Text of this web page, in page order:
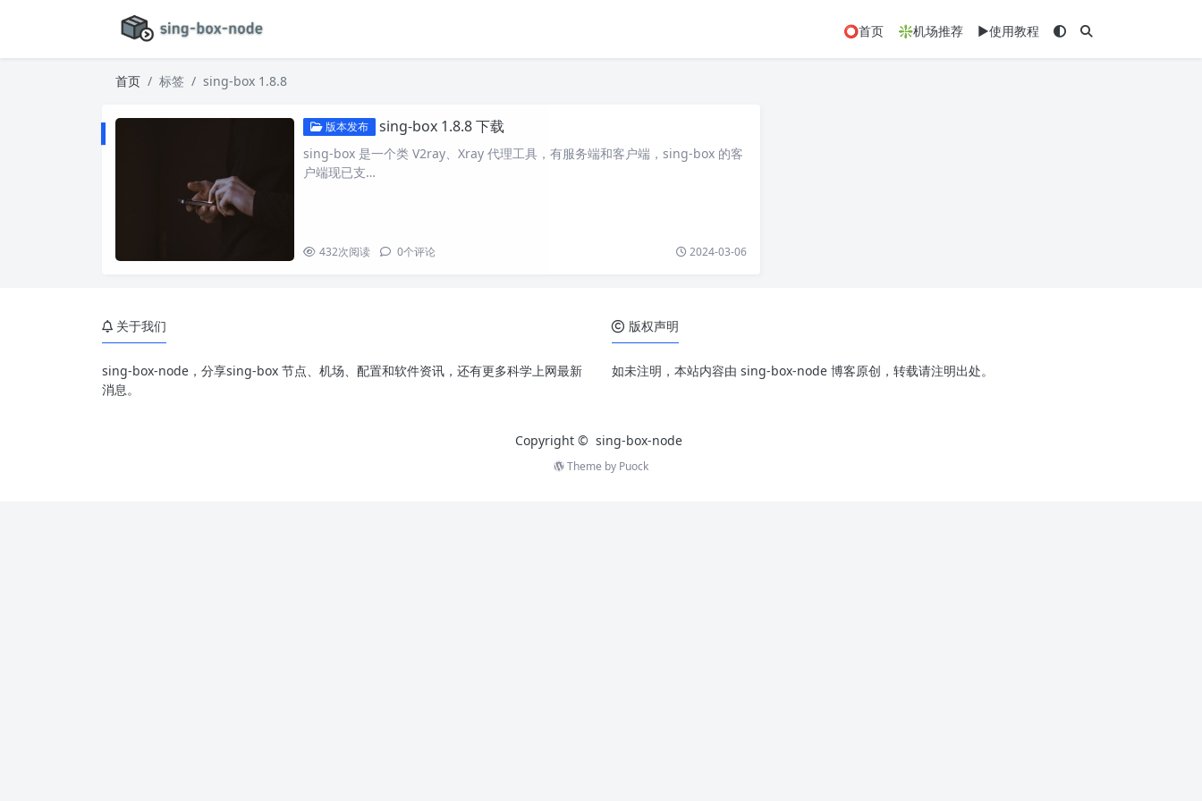
⭕首页 ❇️机场推荐 ▶️使用教程
首页 标签 sing-box 1.8.8
版本发布 sing-box 1.8.8 下载
sing-box 是一个类 V2ray、Xray 代理工具，有服务端和客户端，sing-box 的客
户端现已支…
432次阅读 0个评论 2024-03-06
关于我们
sing-box-node，分享sing-box 节点、机场、配置和软件资讯，还有更多科学上网最新
消息。
版权声明
如未注明，本站内容由 sing-box-node 博客原创，转载请注明出处。
Copyright © sing-box-node
Theme by Puock